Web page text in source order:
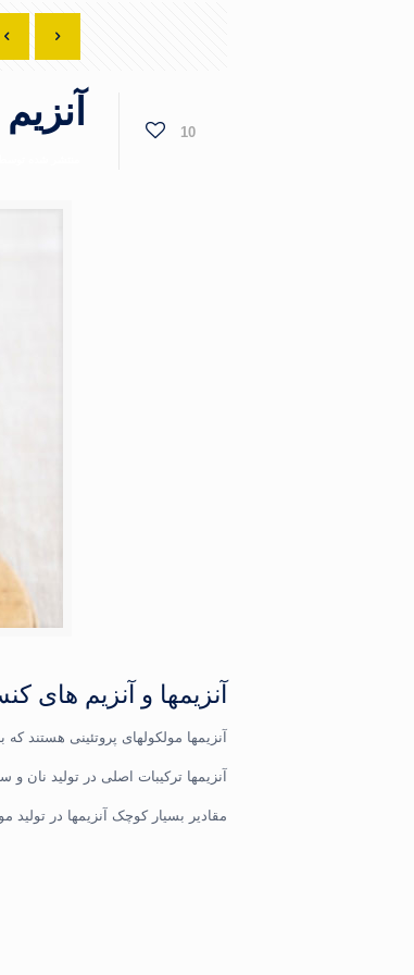
10
آنزیمها و آنزیم های
آنزیمها مولکولهای پروتئینی هستند
آنزیمها ترکیبات اصلی در تولید
مقادیر بسیار کوچک آنزیمها در تولید